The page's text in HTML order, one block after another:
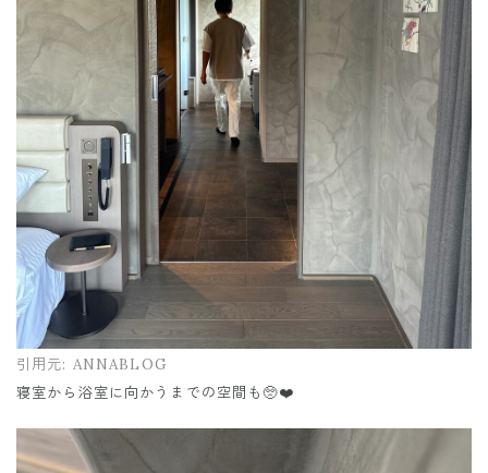
引用元: ANNABLOG
寝室から浴室に向かうまでの空間も🥺❤️